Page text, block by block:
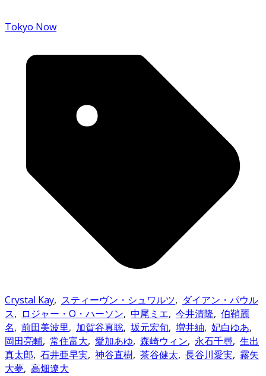
Tokyo Now
Crystal Kay, スティーヴン・シュワルツ, ダイアン・パウル
ス, ロジャー・O・ハーソン, 中尾ミエ, 今井清隆, 伯鞘麗
名, 前田美波里, 加賀谷真聡, 坂元宏旬, 増井紬, 妃白ゆあ,
岡田亮輔, 常住富大, 愛加あゆ, 森崎ウィン, 永石千尋, 生出
真太郎, 石井亜早実, 神谷直樹, 茶谷健太, 長谷川愛実, 霧矢
大夢, 高畑遼大